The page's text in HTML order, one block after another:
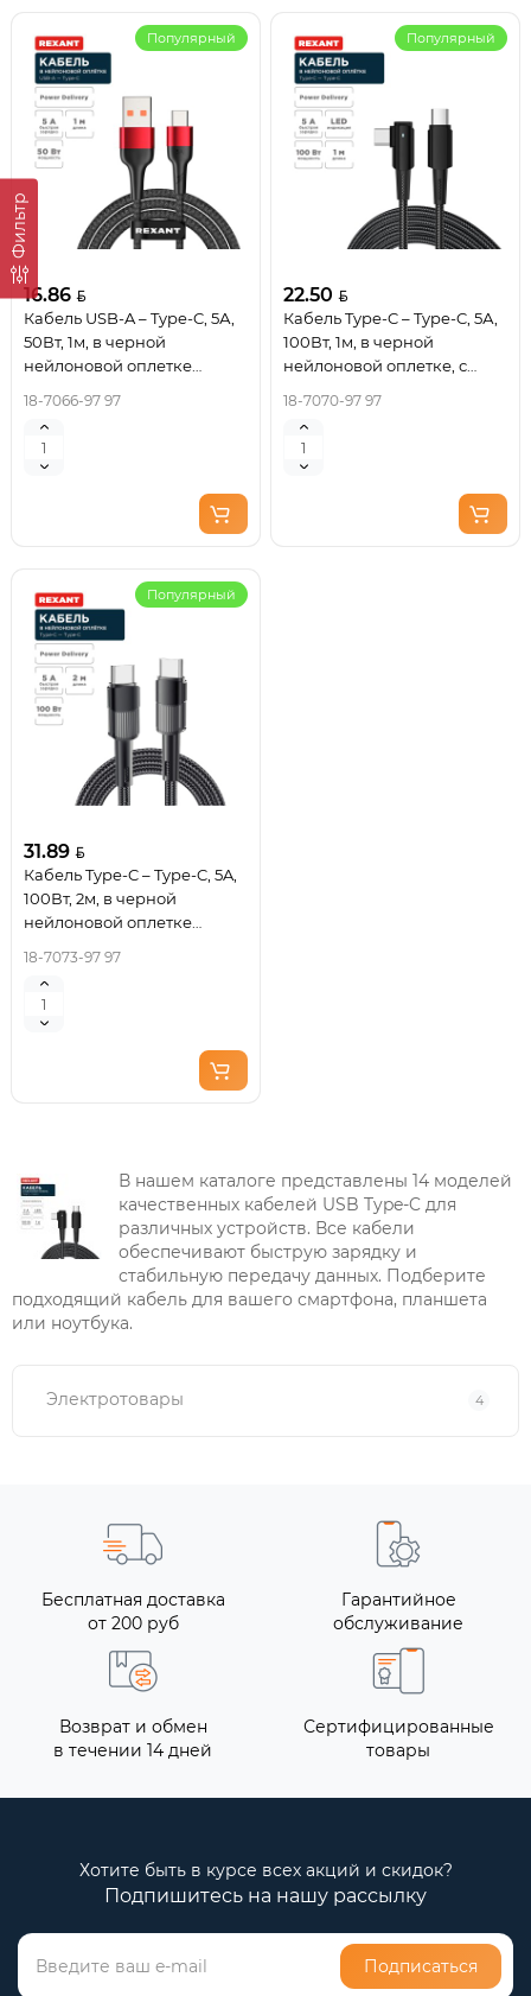
Фильтр
Популярный
16.86
Кабель USB-A – Type-C, 5А,
50Вт, 1м, в черной
нейлоновой оплетке
18-7066-97 97
Популярный
22.50
Кабель Type-C – Type-C, 5А,
100Вт, 1м, в черной
нейлоновой оплетке, с
18-7070-97 97
Популярный
31.89
Кабель Type-C – Type-C, 5A,
100Вт, 2м, в черной
нейлоновой оплетке
18-7073-97 97
В нашем каталоге представлены 14 моделей
качественных кабелей USB Type-C для
различных устройств. Все кабели
обеспечивают быструю зарядку и
стабильную передачу данных. Подберите
подходящий кабель для вашего смартфона, планшета
или ноутбука.
Электротовары 4
Бесплатная доставка
от 200 руб
Гарантийное
обслуживание
Возврат и обмен
в течении 14 дней
Сертифицированные
товары
Хотите быть в курсе всех акций и скидок?
Подпишитесь на нашу рассылку
Подписаться